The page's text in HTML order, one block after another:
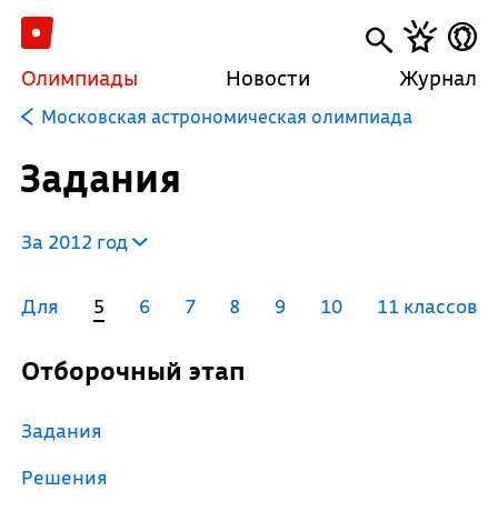
Олимпиады Новости Журнал
Московская астрономическая олимпиада
Задания
За 2012 год
Для 5 6 7 8 9 10 11 классов
Отборочный этап
Задания
Решения